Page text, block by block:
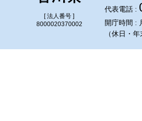
[ 法人番号 ]
8000020370002
代表電話 :
開庁時間 :
（休日・